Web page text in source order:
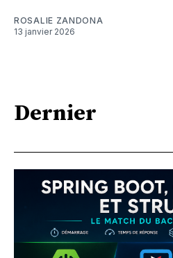
ROSALIE ZANDONA
13 janvier 2026
Dernier